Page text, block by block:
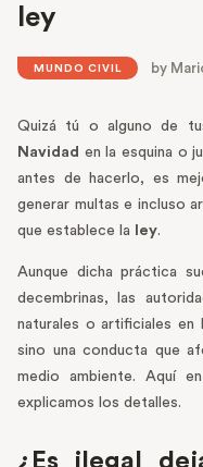
ley
MUNDO CIVIL by
Quizá tú o alguno de
Navidad en la esquina o
antes de hacerlo, es
generar multas e incluso
que establece la
ley.
Aunque dicha práctica
decembrinas, las
naturales o artificiales en
sino una conducta que
medio ambiente. Aquí
explicamos los detalles.
¿Es ilegal